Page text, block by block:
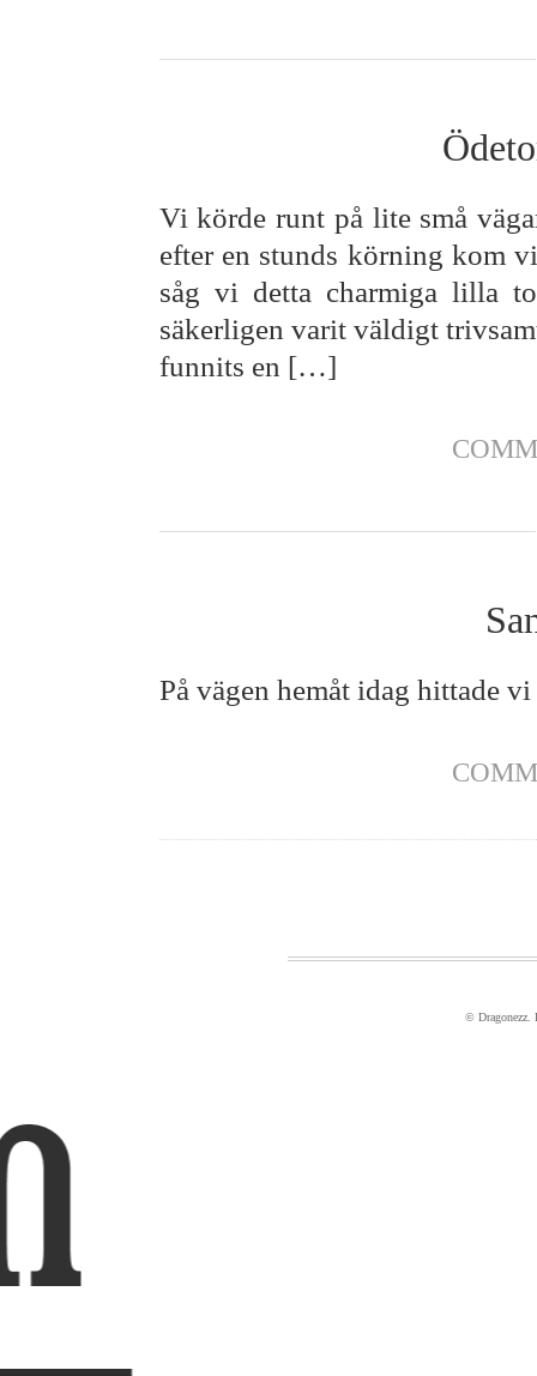
Vi körde runt på lite små
efter en stunds körning kom
såg vi detta charmiga lilla
säkerligen varit väldigt
funnits en […]
På vägen hemåt idag hittade
© Dragonezz.